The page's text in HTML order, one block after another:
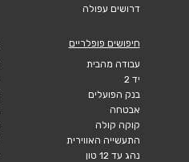
דרושים עפולה
חיפושים פופלריים
עבודה מהבית
יד 2
בנק הפועלים
אבטחה
קוקה קולה
התעשייה האווירית
נהג עד 12 טון